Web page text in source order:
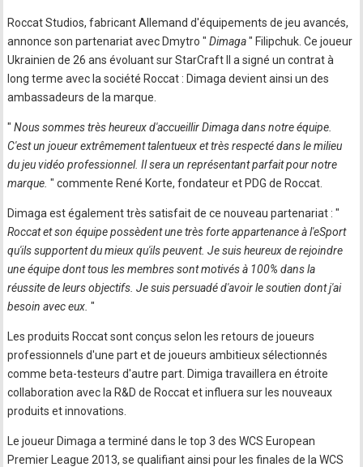
Roccat Studios, fabricant Allemand d'équipements de jeu avancés,
annonce son partenariat avec Dmytro " Dimaga" Filipchuk. Ce joueur
Ukrainien de 26 ans évoluant sur StarCraft II a signé un contrat à
long terme avec la société Roccat : Dimaga devient ainsi un des
ambassadeurs de la marque.
" Nous sommes très heureux d'accueillir Dimaga dans notre équipe.
C'est un joueur extrêmement talentueux et très respecté dans le milieu
du jeu vidéo professionnel. Il sera un représentant parfait pour notre
marque." commente René Korte, fondateur et PDG de Roccat.
Dimaga est également très satisfait de ce nouveau partenariat : "
Roccat et son équipe possèdent une très forte appartenance à l'eSport
qu'ils supportent du mieux qu'ils peuvent. Je suis heureux de rejoindre
une équipe dont tous les membres sont motivés à 100% dans la
réussite de leurs objectifs. Je suis persuadé d'avoir le soutien dont j'ai
besoin avec eux."
Les produits Roccat sont conçus selon les retours de joueurs
professionnels d'une part et de joueurs ambitieux sélectionnés
comme beta-testeurs d'autre part. Dimiga travaillera en étroite
collaboration avec la R&D de Roccat et influera sur les nouveaux
produits et innovations.
Le joueur Dimaga a terminé dans le top 3 des WCS European
Premier League 2013, se qualifiant ainsi pour les finales de la WCS